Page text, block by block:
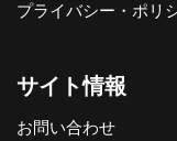
プライバシー・ポリ
サイト情報
お問い合わせ